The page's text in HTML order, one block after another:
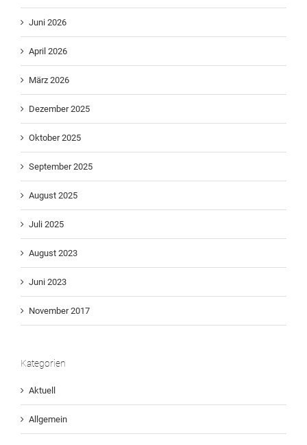
Juni 2026
April 2026
März 2026
Dezember 2025
Oktober 2025
September 2025
August 2025
Juli 2025
August 2023
Juni 2023
November 2017
Kategorien
Aktuell
Allgemein